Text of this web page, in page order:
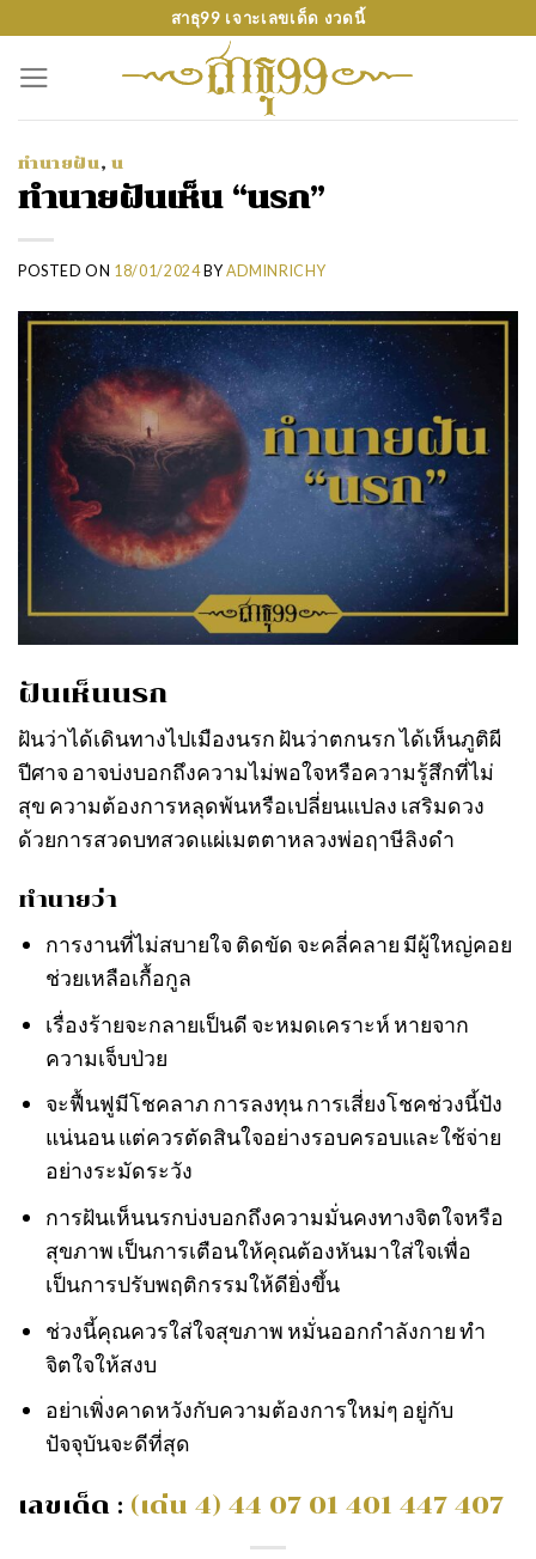
content
สาธุ99 เจาะเลขเด็ด งวดนี้
ทำนายฝัน, น
ทำนายฝันเห็น “นรก”
POSTED ON 18/01/2024BY ADMINRICHY
ฝันเห็นนรก
ฝันว่าได้เดินทางไปเมืองนรก ฝันว่าตกนรก ได้เห็นภูติผี
ปีศาจ อาจบ่งบอกถึงความไม่พอใจหรือความรู้สึกที่ไม่
สุข ความต้องการหลุดพ้นหรือเปลี่ยนแปลง เสริมดวง
ด้วยการสวดบทสวดแผ่เมตตาหลวงพ่อฤาษีลิงดำ
ทำนายว่า
การงานที่ไม่สบายใจ ติดขัด จะคลี่คลาย มีผู้ใหญ่คอย
ช่วยเหลือเกื้อกูล
เรื่องร้ายจะกลายเป็นดี จะหมดเคราะห์ หายจาก
ความเจ็บป่วย
จะฟื้นฟูมีโชคลาภ การลงทุน การเสี่ยงโชคช่วงนี้ปัง
แน่นอน แต่ควรตัดสินใจอย่างรอบครอบและใช้จ่าย
อย่างระมัดระวัง
การฝันเห็นนรกบ่งบอกถึงความมั่นคงทางจิตใจหรือ
สุขภาพ เป็นการเตือนให้คุณต้องหันมาใส่ใจเพื่อ
เป็นการปรับพฤติกรรมให้ดียิ่งขึ้น
ช่วงนี้คุณควรใส่ใจสุขภาพ หมั่นออกกำลังกาย ทำ
จิตใจให้สงบ
อย่าเพิ่งคาดหวังกับความต้องการใหม่ๆ อยู่กับ
ปัจจุบันจะดีที่สุด
เลขเด็ด : (เด่น 4) 44 07 01 401 447 407